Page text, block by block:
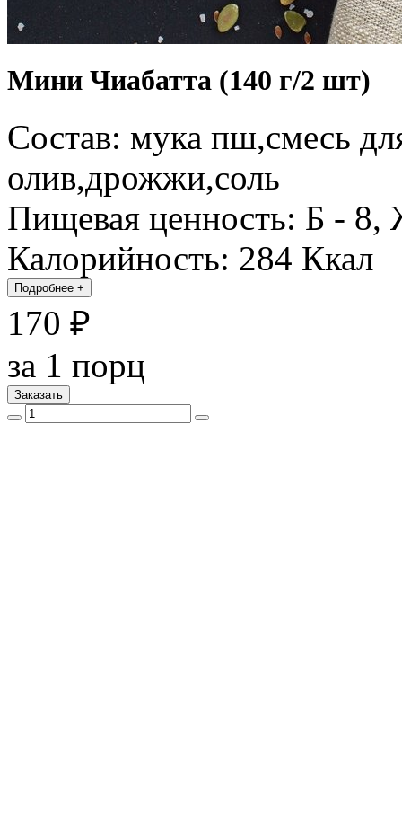
Мини Чиабатта (140 г/2 шт)
Состав: мука пш,смесь
олив,дрожжи,соль
Пищевая ценность: Б -
Калорийность: 284 Ккал
Подробнее +
170 ₽
за 1 порц
Заказать